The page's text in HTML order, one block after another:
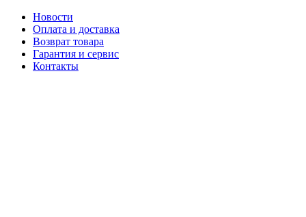
Новости
Оплата и доставка
Возврат товара
Гарантия и сервис
Контакты